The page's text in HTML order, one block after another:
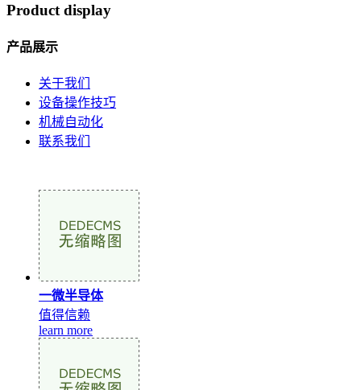
Product display
产品展示
关于我们
设备操作技巧
机械自动化
联系我们
一微半导体
值得信赖
learn more